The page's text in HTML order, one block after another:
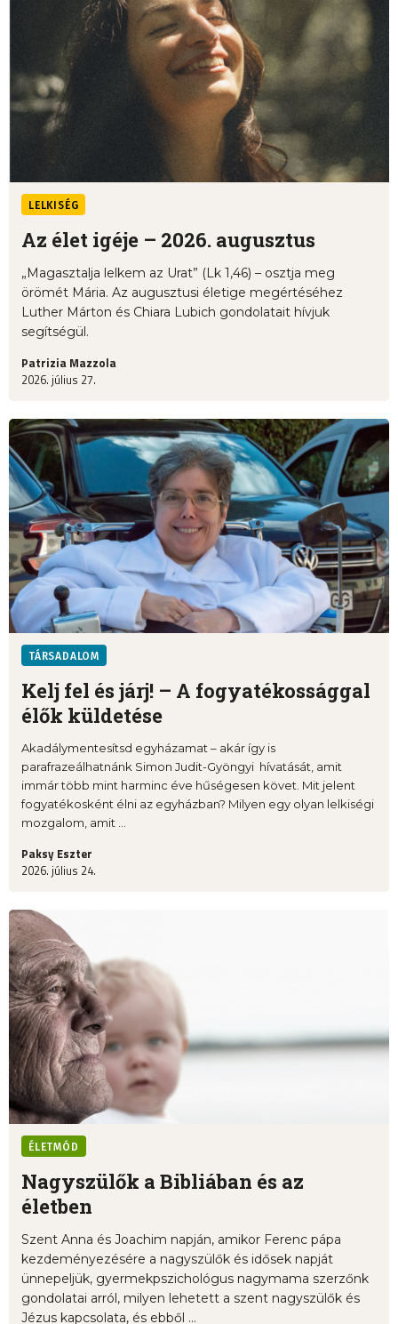
LELKISÉG
Az élet igéje – 2026. augusztus
„Magasztalja lelkem az Urat” (Lk 1,46) – osztja meg
örömét Mária. Az augusztusi életige megértéséhez
Luther Márton és Chiara Lubich gondolatait hívjuk
segítségül.
Patrizia Mazzola
2026. július 27.
TÁRSADALOM
Kelj fel és járj! – A fogyatékossággal
élők küldetése
Akadálymentesítsd egyházamat – akár így is
parafrazeálhatnánk Simon Judit-Gyöngyi hívatását, amit
immár több mint harminc éve hűségesen követ. Mit jelent
fogyatékosként élni az egyházban? Milyen egy olyan lelkiségi
mozgalom, amit ...
Paksy Eszter
2026. július 24.
ÉLETMÓD
Nagyszülők a Bibliában és az
életben
Szent Anna és Joachim napján, amikor Ferenc pápa
kezdeményezésére a nagyszülők és idősek napját
ünnepeljük, gyermekpszichológus nagymama szerzőnk
gondolatai arról, milyen lehetett a szent nagyszülők és
Jézus kapcsolata, és ebből ...